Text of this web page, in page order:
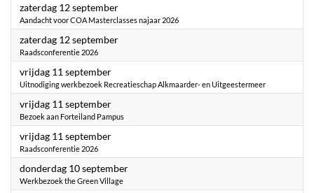
zaterdag 12 september2026
Aandacht voor COA Masterclasses najaar 2026
zaterdag 12 september2026
Raadsconferentie 2026
vrijdag 11 september2026
Uitnodiging werkbezoek Recreatieschap Alkmaarder- en Uitgeestermeer
vrijdag 11 september2026
Bezoek aan Forteiland Pampus
vrijdag 11 september2026
Raadsconferentie 2026
donderdag 10 september2026
Werkbezoek the Green Village